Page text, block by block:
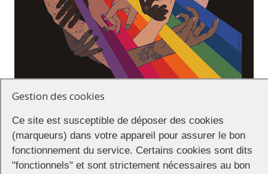
Du 1er au 6 juin, l’équipe de programmation de
propose une sélection de fictions qui vous emmènera de l’Inde à
Hong-Kong, de la France à la Turquie, tout en passant par le
Gestion des cookies
Ce site est susceptible de déposer des cookies
(marqueurs) dans votre appareil pour assurer le bon
fonctionnement du service. Certains cookies sont dits
"fonctionnels" et sont strictement nécessaires au bon